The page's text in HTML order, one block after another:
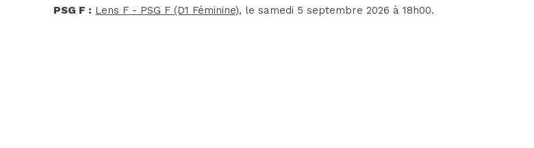
PSG F : Lens F - PSG F (D1 Féminine), le samedi 5 septembre 2026 à 18h00.